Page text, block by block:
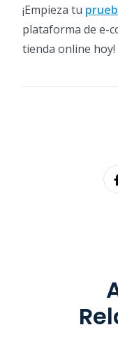
¡Empieza tu
plataforma de e-
tienda online hoy!